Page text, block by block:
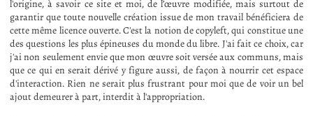
l'origine, à savoir ce site et moi, de l’œuvre modifiée, mais surtout de
garantir que toute nouvelle création issue de mon travail bénéficiera de
cette même licence ouverte. C'est la notion de copyleft, qui constitue une
des questions les plus épineuses du monde du libre. J'ai fait ce choix, car
j'ai non seulement envie que mon œuvre soit versée aux communs, mais
que ce qui en serait dérivé y figure aussi, de façon à nourrir cet espace
d'interaction. Rien ne serait plus frustrant pour moi que de voir un bel
ajout demeurer à part, interdit à l'appropriation.